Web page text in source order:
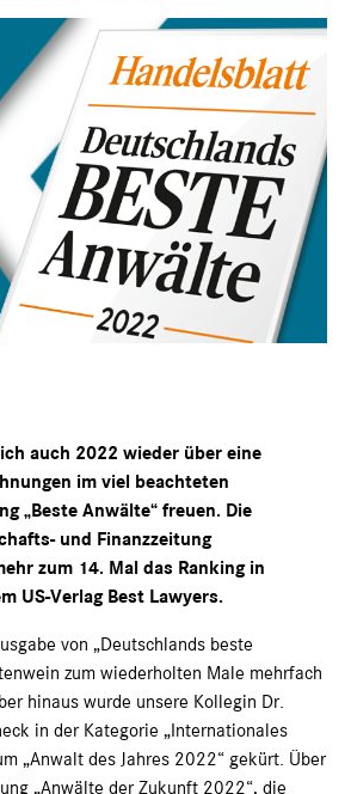
auch 2022 wieder über eine
im viel beachteten
„Beste Anwälte“ freuen. Die
und Finanzzeitung
zum 14. Mal das Ranking in
US-Verlag Best Lawyers.
von „Deutschlands beste
zum wiederholten Male mehrfach
hinaus wurde unsere Kollegin Dr.
in der Kategorie „Internationales
„Anwalt des Jahres 2022“ gekürt. Über
„Anwälte der Zukunft 2022“, die